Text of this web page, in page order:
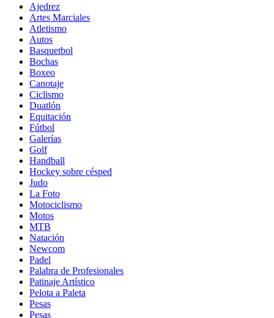
Ajedrez
Artes Marciales
Atletismo
Autos
Basquetbol
Bochas
Boxeo
Canotaje
Ciclismo
Duatlón
Equitación
Fútbol
Galerías
Golf
Handball
Hockey sobre césped
Judo
La Foto
Motociclismo
Motos
MTB
Natación
Newcom
Padel
Palabra de Profesionales
Patinaje Artístico
Pelota a Paleta
Pesas
Pesas